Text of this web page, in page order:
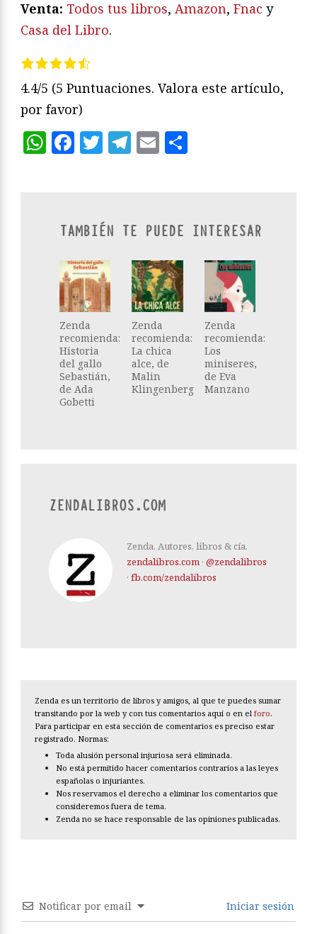
Venta: Todos tus libros, Amazon, Fnac y
Casa del Libro.
4.4/5 (5 Puntuaciones. Valora este artículo,
por favor)
WhatsApp
Facebook
Twitter
Telegram
Email
TAMBIÉN TE PUEDE INTERESAR
Zenda
recomienda:
Historia
del gallo
Sebastián,
de Ada
Gobetti
Zenda
recomienda:
La chica
alce, de
Malin
Klingenberg
Zenda
recomienda:
Los
miniseres,
de Eva
Manzano
ZENDALIBROS.COM
Zenda. Autores, libros & cía.
zendalibros.com · @zendalibros
· fb.com/zendalibros
Zenda es un territorio de libros y amigos, al que te puedes sumar
transitando por la web y con tus comentarios aquí o en el foro.
Para participar en esta sección de comentarios es preciso estar
registrado. Normas:
Toda alusión personal injuriosa será eliminada.
No está permitido hacer comentarios contrarios a las leyes
españolas o injuriantes.
Nos reservamos el derecho a eliminar los comentarios que
consideremos fuera de tema.
Zenda no se hace responsable de las opiniones publicadas.
Notificar por email Iniciar sesión